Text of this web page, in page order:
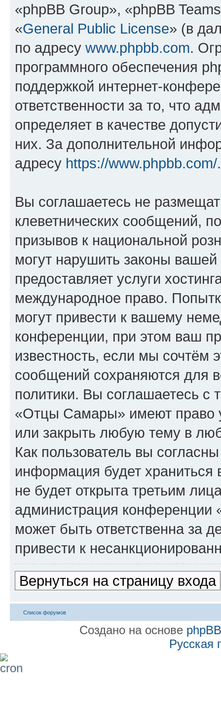
«phpBB Group», «phpBB
«General Public License» (в
по адресу www.phpbb.com.
программного обеспечения
поддержкой интернет-
ответственности за то, что
определяет в качестве
них. За дополнительной
адресу https://www.phpbb.com/.
Вы соглашаетесь не
клеветнических сообщений,
призывов к национальной
могут нарушить законы
предоставляет услуги
международное право.
могут привести к вашему
конференции, при этом ваш
известность, если мы сочтём
сообщений сохраняются для
политики. Вы соглашаетесь
«Отцы Самары» имеют право
или закрыть любую тему в
Как пользователь вы
информация будет
не будет открыта третьим
администрация
может быть ответственна за
привести к
Вернуться на страницу входа
Список форумов
Создано на основе phpBB
Русская